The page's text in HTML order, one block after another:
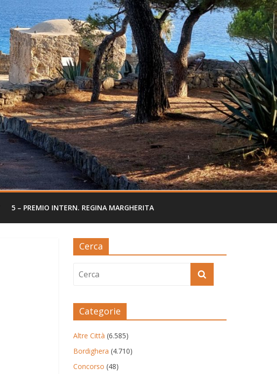
5 – PREMIO INTERN. REGINA MARGHERITA
Cerca
Categorie
Altre Città (6.585)
Bordighera (4.710)
Concorso (48)